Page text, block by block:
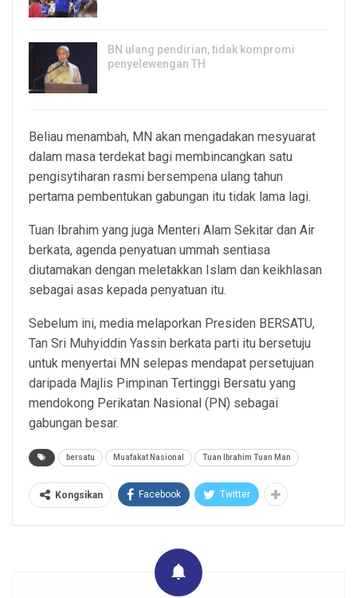
BN ulang pendirian, tidak kompromi
penyelewengan TH
Beliau menambah, MN akan mengadakan mesyuarat
dalam masa terdekat bagi membincangkan satu
pengisytiharan rasmi bersempena ulang tahun
pertama pembentukan gabungan itu tidak lama lagi.
Tuan Ibrahim yang juga Menteri Alam Sekitar dan Air
berkata, agenda penyatuan ummah sentiasa
diutamakan dengan meletakkan Islam dan keikhlasan
sebagai asas kepada penyatuan itu.
Sebelum ini, media melaporkan Presiden BERSATU,
Tan Sri Muhyiddin Yassin berkata parti itu bersetuju
untuk menyertai MN selepas mendapat persetujuan
daripada Majlis Pimpinan Tertinggi Bersatu yang
mendokong Perikatan Nasional (PN) sebagai
gabungan besar.
bersatu Muafakat Nasional Tuan Ibrahim Tuan Man
Kongsikan Facebook Twitter